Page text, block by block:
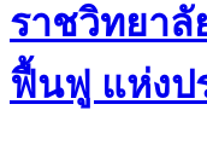
ราชวิทยาลั
ฟื้นฟู แห่งป